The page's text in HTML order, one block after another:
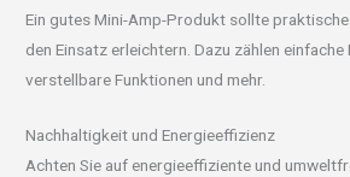
Ein gutes Mini-Amp-Produkt sollte
den Einsatz erleichtern. Dazu zählen einfache
verstellbare Funktionen und mehr.
Nachhaltigkeit und Energieeffizienz
Achten Sie auf energieeffiziente und